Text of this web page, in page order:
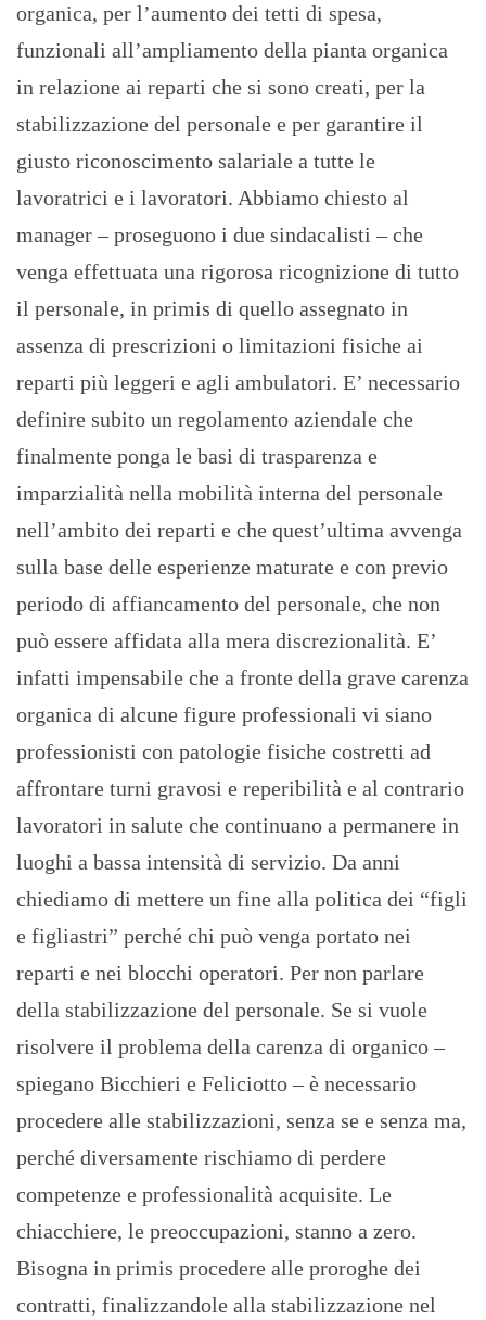
organica, per l’aumento dei tetti di spesa,
funzionali all’ampliamento della pianta organica
in relazione ai reparti che si sono creati, per la
stabilizzazione del personale e per garantire il
giusto riconoscimento salariale a tutte le
lavoratrici e i lavoratori. Abbiamo chiesto al
manager – proseguono i due sindacalisti – che
venga effettuata una rigorosa ricognizione di tutto
il personale, in primis di quello assegnato in
assenza di prescrizioni o limitazioni fisiche ai
reparti più leggeri e agli ambulatori. E’ necessario
definire subito un regolamento aziendale che
finalmente ponga le basi di trasparenza e
imparzialità nella mobilità interna del personale
nell’ambito dei reparti e che quest’ultima avvenga
sulla base delle esperienze maturate e con previo
periodo di affiancamento del personale, che non
può essere affidata alla mera discrezionalità. E’
infatti impensabile che a fronte della grave carenza
organica di alcune figure professionali vi siano
professionisti con patologie fisiche costretti ad
affrontare turni gravosi e reperibilità e al contrario
lavoratori in salute che continuano a permanere in
luoghi a bassa intensità di servizio. Da anni
chiediamo di mettere un fine alla politica dei “figli
e figliastri” perché chi può venga portato nei
reparti e nei blocchi operatori. Per non parlare
della stabilizzazione del personale. Se si vuole
risolvere il problema della carenza di organico –
spiegano Bicchieri e Feliciotto – è necessario
procedere alle stabilizzazioni, senza se e senza ma,
perché diversamente rischiamo di perdere
competenze e professionalità acquisite. Le
chiacchiere, le preoccupazioni, stanno a zero.
Bisogna in primis procedere alle proroghe dei
contratti, finalizzandole alla stabilizzazione nel